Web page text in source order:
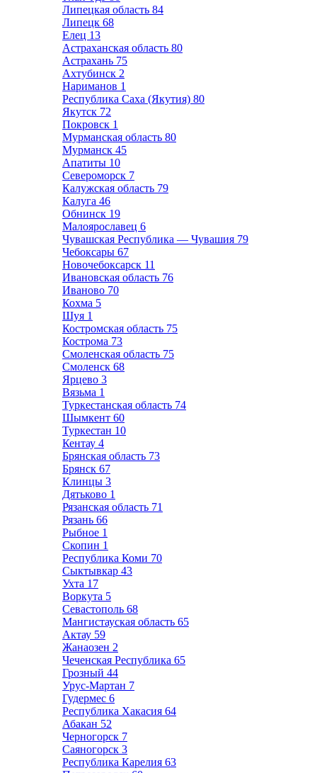
Липецкая область 84
Липецк 68
Елец 13
Астраханская область 80
Астрахань 75
Ахтубинск 2
Нариманов 1
Республика Саха (Якутия) 80
Якутск 72
Покровск 1
Мурманская область 80
Мурманск 45
Апатиты 10
Североморск 7
Калужская область 79
Калуга 46
Обнинск 19
Малоярославец 6
Чувашская Республика — Чувашия 79
Чебоксары 67
Новочебоксарск 11
Ивановская область 76
Иваново 70
Кохма 5
Шуя 1
Костромская область 75
Кострома 73
Смоленская область 75
Смоленск 68
Ярцево 3
Вязьма 1
Туркестанская область 74
Шымкент 60
Туркестан 10
Кентау 4
Брянская область 73
Брянск 67
Клинцы 3
Дятьково 1
Рязанская область 71
Рязань 66
Рыбное 1
Скопин 1
Республика Коми 70
Сыктывкар 43
Ухта 17
Воркута 5
Севастополь 68
Мангистауская область 65
Актау 59
Жанаозен 2
Чеченская Республика 65
Грозный 44
Урус-Мартан 7
Гудермес 6
Республика Хакасия 64
Абакан 52
Черногорск 7
Саяногорск 3
Республика Карелия 63